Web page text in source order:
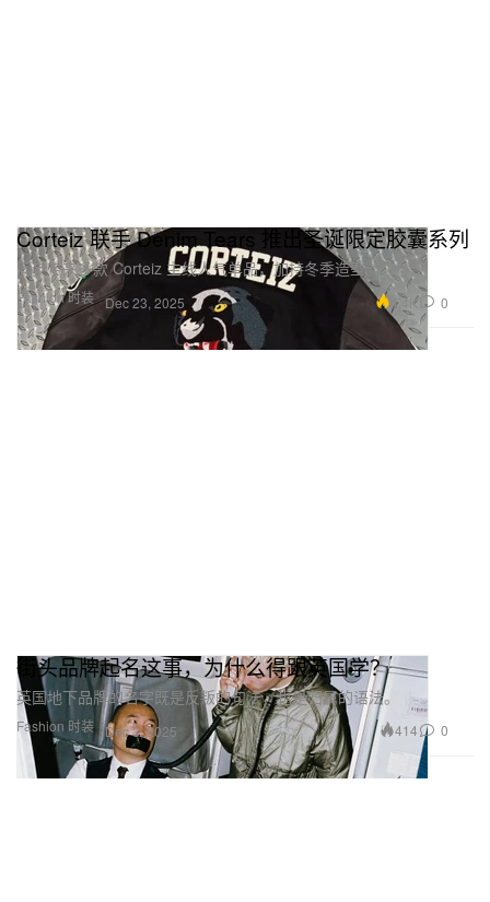
Fashion 时装
Corteiz 联手 Denim Tears 推出圣诞限定胶囊系列
同步带来多款 Corteiz 主线人气单品，加持冬季造型。
Dec 23, 2025 4.4K 0
Fashion 时装
街头品牌起名这事，为什么得跟英国学？
英国地下品牌的名字既是反叛的句法，也是归属的语法。
Dec 3, 2025 414 0